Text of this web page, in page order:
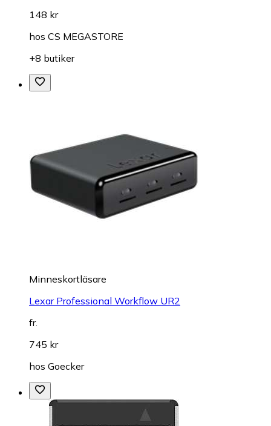
148 kr
hos CS MEGASTORE
+8 butiker
Minneskortläsare
Lexar Professional Workflow UR2
fr.
745 kr
hos Goecker